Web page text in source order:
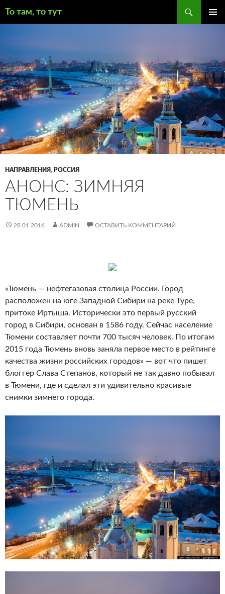
То там, то тут
НАПРАВЛЕНИЯ, РОССИЯ
АНОНС: ЗИМНЯЯ
ТЮМЕНЬ
28.01.2016 ADMIN ОСТАВИТЬ КОММЕНТАРИЙ
«Тюмень — нефтегазовая столица России. Город
расположен на юге Западной Сибири на реке Туре,
притоке Иртыша. Исторически это первый русский
город в Сибири, основан в 1586 году. Сейчас население
Тюмени составляет почти 700 тысяч человек. По итогам
2015 года Тюмень вновь заняла первое место в рейтинге
качества жизни российских городов» — вот что пишет
блоггер Слава Степанов, который не так давно побывал
в Тюмени, где и сделал эти удивительно красивые
снимки зимнего города.